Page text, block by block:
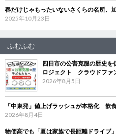
春だけじゃもったいないさくらの名所、
2025年10月23日
ふむふむ
四日市の公害克服の歴史
ロジェクト クラウドファ
2026年8月5日
「中東発」値上げラッシュが本格化 飲
2026年8月4日
物価高でも「夏は家族で長距離ドライブ